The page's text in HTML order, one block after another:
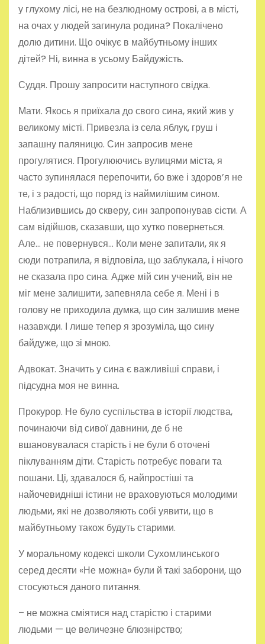
у глухому лісі, не на безлюдному острові, а в місті,
на очах у людей загинула родина? Покалічено
долю дитини. Що очікує в майбутньому інших
дітей? Ні, винна в усьому Байдужість.
Суддя. Прошу запросити наступного свідка.
Мати. Якось я приїхала до свого сина, який жив у
великому місті. Привезла із села яблук, груш і
запашну паляницю. Син запросив мене
прогулятися. Прогулюючись вулицями міста, я
часто зупинялася перепочити, бо вже і здоров’я не
те, і з радості, що поряд із наймилішим сином.
Наблизившись до скверу, син запропонував сісти. А
сам відійшов, сказавши, що хутко повернеться.
Але… не повернувся… Коли мене запитали, як я
сюди потрапила, я відповіла, що заблукала, і нічого
не сказала про сина. Адже мій син учений, він не
міг мене залишити, запевняла себе я. Мені і в
голову не приходила думка, що син залишив мене
назавжди. І лише тепер я зрозуміла, що сину
байдуже, що зі мною.
Адвокат. Значить у сина є важливіші справи, і
підсудна моя не винна.
Прокурор. Не було суспільства в історії людства,
починаючи від сивої давнини, де б не
вшановувалася старість і не були б оточені
піклуванням діти. Старість потребує поваги та
пошани. Ці, здавалося б, найпростіші та
найочевидніші істини не враховуються молодими
людьми, які не дозволяють собі уявити, що в
майбутньому також будуть старими.
У моральному кодексі школи Сухомлинського
серед десяти «Не можна» були й такі заборони, що
стосуються даного питання.
– не можна сміятися над старістю і старими
людьми — це величезне блюзнірство;